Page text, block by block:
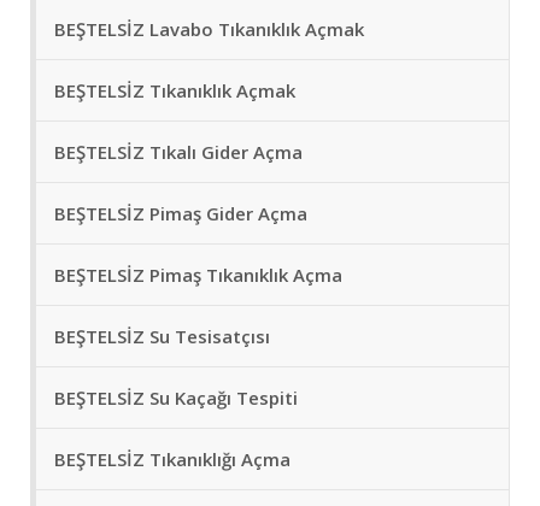
BEŞTELSİZ Lavabo Tıkanıklık Açmak
BEŞTELSİZ Tıkanıklık Açmak
BEŞTELSİZ Tıkalı Gider Açma
BEŞTELSİZ Pimaş Gider Açma
BEŞTELSİZ Pimaş Tıkanıklık Açma
BEŞTELSİZ Su Tesisatçısı
BEŞTELSİZ Su Kaçağı Tespiti
BEŞTELSİZ Tıkanıklığı Açma